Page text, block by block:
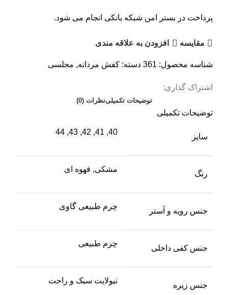
پرداخت در بستر امن شبکه بانکی انجام می شود.
مقايسه افزودن به علاقه مندی
شناسه محصول: 361 دسته: کفش مردانه, مجلسی
اشتراک گذاری:
توضیحات تکمیلینظرات (0)
توضیحات تکمیلی
سایز
40, 41, 42, 43, 44
رنگ
مشکی, قهوه ای
جنس رویه و آستر
چرم طبیعی گاوی
جنس کفی داخلی
چرم طبیعی
جنس زیره
نیولایت سبک و راحت